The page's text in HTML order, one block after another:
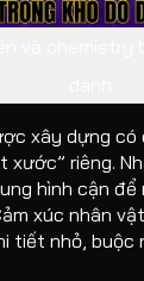
xây dựng có
xước” riêng.
hình cận để
xúc nhân
tiết nhỏ, buộc